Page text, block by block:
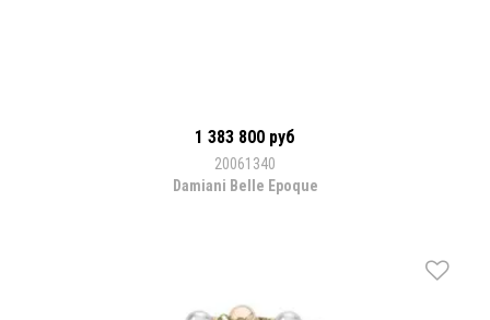
1 383 800 руб
20061340
Damiani Belle Epoque